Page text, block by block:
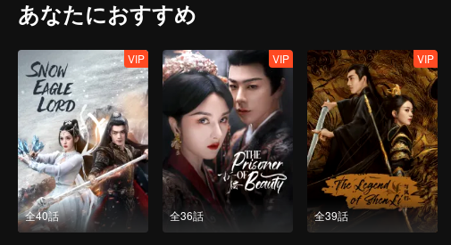
あなたにおすすめ
全40話
VIP
全36話
VIP
全39話
VIP